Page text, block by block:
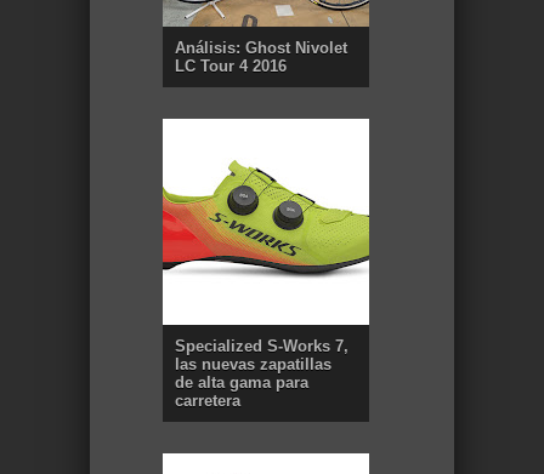
Análisis: Ghost Nivolet
LC Tour 4 2016
Specialized S-Works 7,
las nuevas zapatillas
de alta gama para
carretera